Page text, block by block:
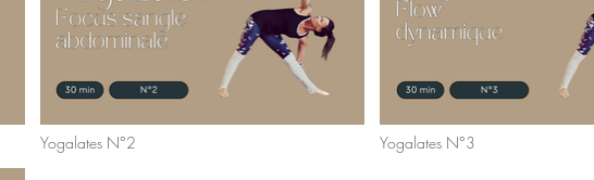
Yogalates N°2 Yogalates N°3